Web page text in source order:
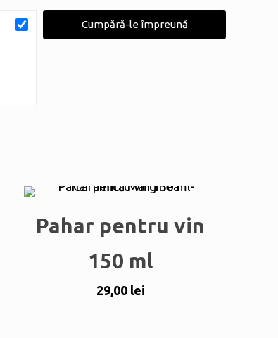
Cumpără-le împreună
Pahar pentru vin
150 ml
29,00 lei